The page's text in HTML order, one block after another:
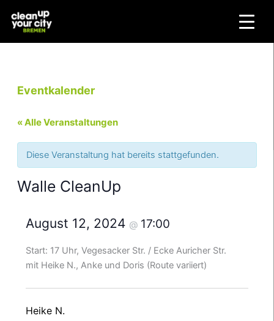
Inhalt
springen
Eventkalender
« Alle Veranstaltungen
Diese Veranstaltung hat bereits stattgefunden.
Walle CleanUp
August 12, 2024 @ 17:00
Start: 17 Uhr, Vegesacker Str. / Ecke Auricher Str.
mit Heike N., Anke und Doris (Route variiert)
Heike N.